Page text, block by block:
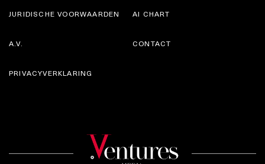
JURIDISCHE VOORWAARDEN
A.V.
AI CHART
CONTACT
PRIVACYVERKLARING